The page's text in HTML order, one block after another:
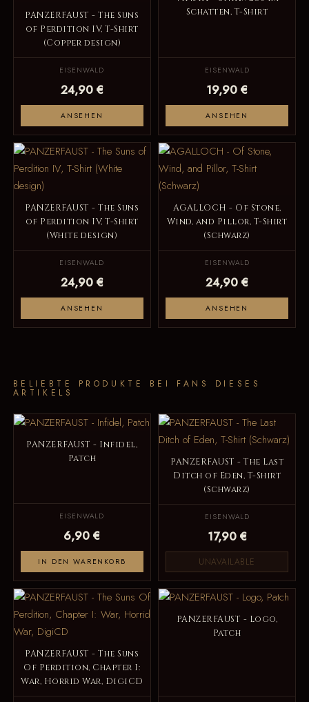
PANZERFAUST - The Suns
of Perdition IV, T-Shirt
(Copper design)
EISENWALD
24,90 €
ANSEHEN
Schatten, T-Shirt
EISENWALD
19,90 €
ANSEHEN
PANZERFAUST - The Suns
of Perdition IV, T-Shirt
(White design)
EISENWALD
24,90 €
ANSEHEN
AGALLOCH - Of Stone,
Wind, and Pillor, T-Shirt
(Schwarz)
EISENWALD
24,90 €
ANSEHEN
BELIEBTE PRODUKTE BEI FANS DIESES
ARTIKELS
PANZERFAUST - Infidel,
Patch
EISENWALD
6,90 €
IN DEN WARENKORB
PANZERFAUST - The Last
Ditch of Eden, T-Shirt
(Schwarz)
EISENWALD
17,90 €
UNAVAILABLE
PANZERFAUST - The Suns
Of Perdition, Chapter I:
War, Horrid War, DigiCD
PANZERFAUST - Logo,
Patch